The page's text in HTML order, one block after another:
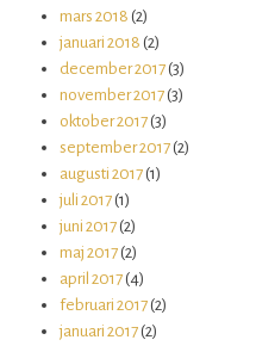
mars 2018 (2)
januari 2018 (2)
december 2017 (3)
november 2017 (3)
oktober 2017 (3)
september 2017 (2)
augusti 2017 (1)
juli 2017 (1)
juni 2017 (2)
maj 2017 (2)
april 2017 (4)
februari 2017 (2)
januari 2017 (2)